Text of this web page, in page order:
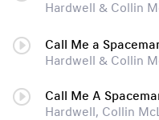
Hardwell & Collin
Call Me a
Hardwell & Collin
Call Me A
Hardwell, Collin